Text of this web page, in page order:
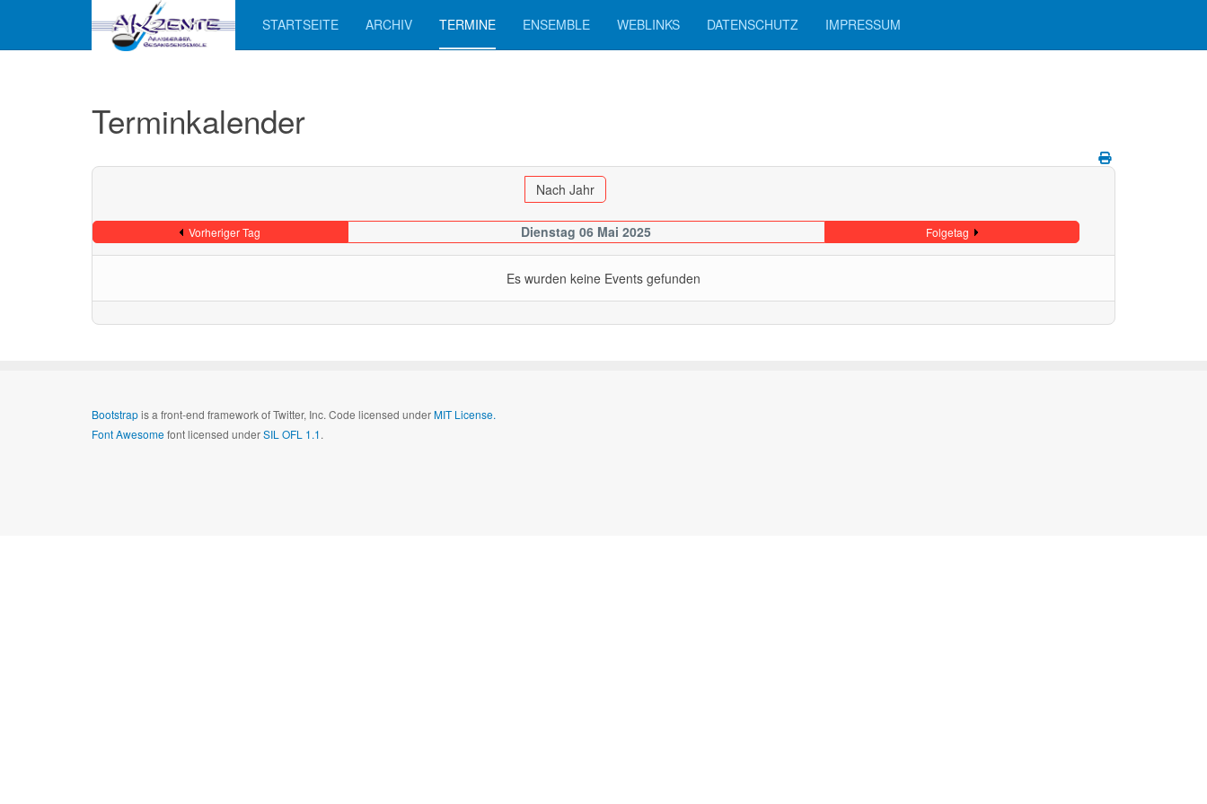
STARTSEITE ARCHIV TERMINE ENSEMBLE WEBLINKS DATENSCHUTZ IMPRESSUM
Terminkalender
Nach Jahr
Vorheriger Tag Dienstag 06 Mai 2025 Folgetag
Es wurden keine Events gefunden
Bootstrapis a front-end framework of Twitter, Inc. Code licensed underMIT License.
Font Awesomefont licensed underSIL OFL 1.1.